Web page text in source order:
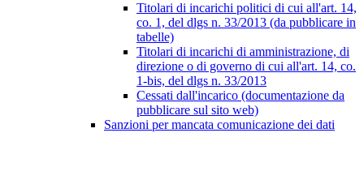
Titolari di incarichi politici di cui all'art. 14,
co. 1, del dlgs n. 33/2013 (da pubblicare in
tabelle)
Titolari di incarichi di amministrazione, di
direzione o di governo di cui all'art. 14, co.
1-bis, del dlgs n. 33/2013
Cessati dall'incarico (documentazione da
pubblicare sul sito web)
Sanzioni per mancata comunicazione dei dati